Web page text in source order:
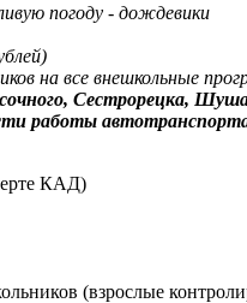
погоду - дождевики
на все внешкольные
Сестрорецка,
работы
КАД)
(взрослые